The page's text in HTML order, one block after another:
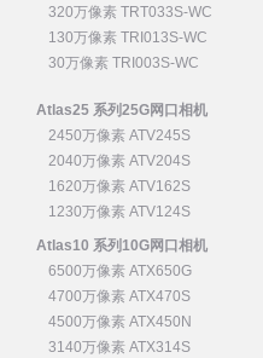
320万像素 TRT033S-WC
130万像素 TRI013S-WC
30万像素 TRI003S-WC
Atlas25 系列25G网口相机
2450万像素 ATV245S
2040万像素 ATV204S
1620万像素 ATV162S
1230万像素 ATV124S
Atlas10 系列10G网口相机
6500万像素 ATX650G
4700万像素 ATX470S
4500万像素 ATX450N
3140万像素 ATX314S